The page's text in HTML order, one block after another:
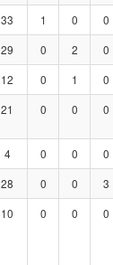
33 1 0 0
29 0 2 0
12 0 1 0
21 0 0 0
4 0 0 0
28 0 0 3
10 0 0 0